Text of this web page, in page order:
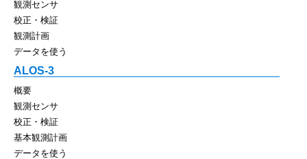
観測センサ
校正・検証
観測計画
データを使う
ALOS-3
概要
観測センサ
校正・検証
基本観測計画
データを使う